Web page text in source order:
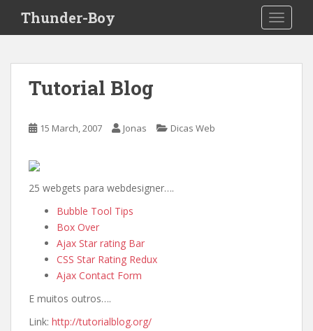
i
Thunder-Boy
Tutorial Blog
15 March, 2007 Jonas Dicas Web
25 webgets para webdesigner….
Bubble Tool Tips
Box Over
Ajax Star rating Bar
CSS Star Rating Redux
Ajax Contact Form
E muitos outros….
Link: http://tutorialblog.org/